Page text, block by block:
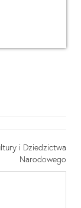
i Dziedzictwa
Narodowego